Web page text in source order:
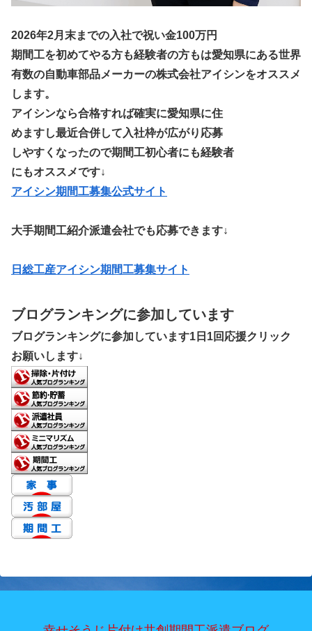
2026年2月末までの入社で祝い金100万円
期間工を初めてやる方も経験者の方もは愛知県にある世界
有数の自動車部品メーカーの株式会社アイシンをオススメ
します。
アイシンなら合格すれば確実に愛知県に住
めますし最近合併して入社枠が広がり応募
しやすくなったので期間工初心者にも経験者
にもオススメです↓
アイシン期間工募集公式サイト
大手期間工紹介派遣会社でも応募できます↓
日総工産アイシン期間工募集サイト
ブログランキングに参加しています
ブログランキングに参加しています1日1回応援クリック
お願いします↓